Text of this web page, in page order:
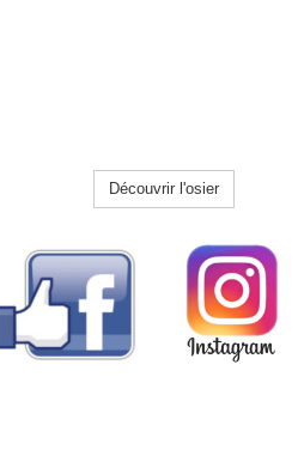
Découvrir l'osier